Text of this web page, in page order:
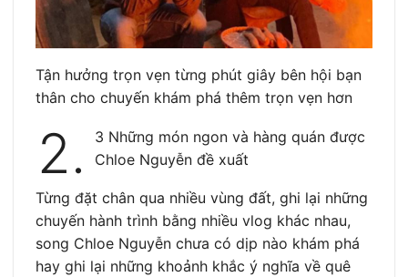
Tận hưởng trọn vẹn từng phút giây bên hội bạn
thân cho chuyến khám phá thêm trọn vẹn hơn
2.
3 Những món ngon và hàng quán được
Chloe Nguyễn đề xuất
Từng đặt chân qua nhiều vùng đất, ghi lại những
chuyến hành trình bằng nhiều vlog khác nhau,
song Chloe Nguyễn chưa có dịp nào khám phá
hay ghi lại những khoảnh khắc ý nghĩa về quê